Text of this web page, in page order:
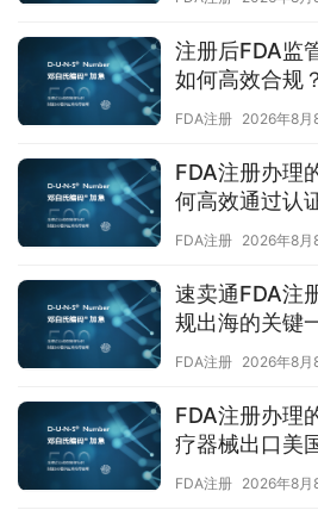
注册后FDA监
如何高效合规？
FDA注册 2026年8月
FDA注册办理
何高效通过认
FDA注册 2026年8月
速卖通FDA注
规出海的关键
FDA注册 2026年8月
FDA注册办理
疗器械出口美
FDA注册 2026年8月